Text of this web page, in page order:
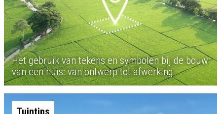
Het gebruik van tekens en symbolen bij de bouw
van een huis: van ontwerp tot afwerking
Tuintips